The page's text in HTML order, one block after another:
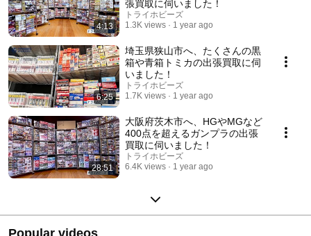
4:13
張買取に伺いました！
トライホビーズ
1.3K views
1 year ago
6:25
埼玉県狭山市へ、たくさんの黒
箱や青箱トミカの出張買取に伺
いました！
トライホビーズ
1.7K views
1 year ago
28:51
大阪府茨木市へ、HGやMGなど
400点を超えるガンプラの出張
買取に伺いました！
トライホビーズ
6.4K views
1 year ago
Popular videos